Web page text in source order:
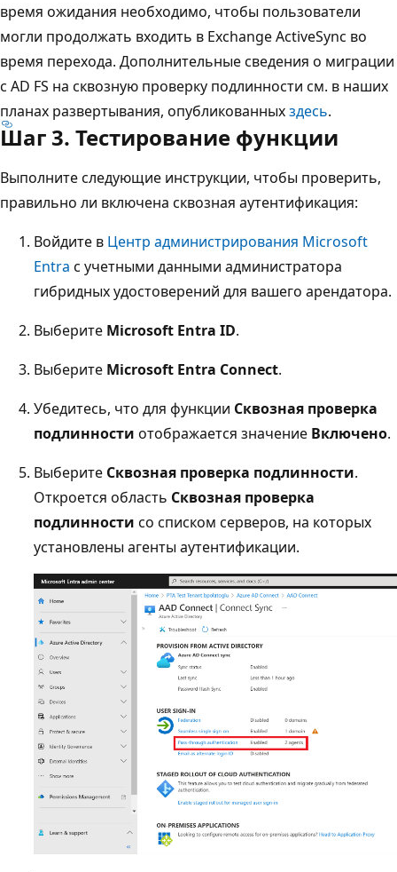
время ожидания необходимо, чтобы пользователи
могли продолжать входить в Exchange ActiveSync во
время перехода. Дополнительные сведения о миграции
с AD FS на сквозную проверку подлинности см. в наших
планах развертывания, опубликованныхздесь.
Шаг 3. Тестирование функции
Выполните следующие инструкции, чтобы проверить,
правильно ли включена сквозная аутентификация:
Войдите в Центр администрирования Microsoft
Entra с учетными данными администратора
гибридных удостоверений для вашего арендатора.
Выберите Microsoft Entra ID.
Выберите Microsoft Entra Connect.
Убедитесь, что для функции Сквозная проверка
подлинности отображается значение Включено.
Выберите Сквозная проверка подлинности.
Откроется область Сквозная проверка
подлинности со списком серверов, на которых
установлены агенты аутентификации.